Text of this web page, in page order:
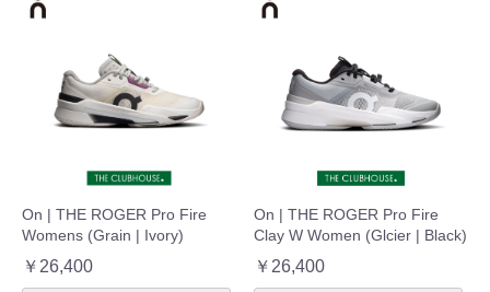
On | THE ROGER Pro Fire
Womens (Grain | Ivory)
￥26,400
On | THE ROGER Pro Fire
Clay W Women (Glcier | Black)
￥26,400